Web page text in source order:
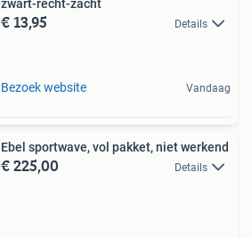
zwart-recht-zacht
€ 13,95 Details
Bezoek website Vandaag
Ebel sportwave, vol pakket, niet werkend
€ 225,00 Details